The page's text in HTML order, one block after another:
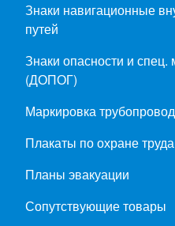
Знаки навигационные
путей
Знаки опасности и спец.
(ДОПОГ)
Маркировка
Плакаты по охране
Планы эвакуации
Сопутствующие товары